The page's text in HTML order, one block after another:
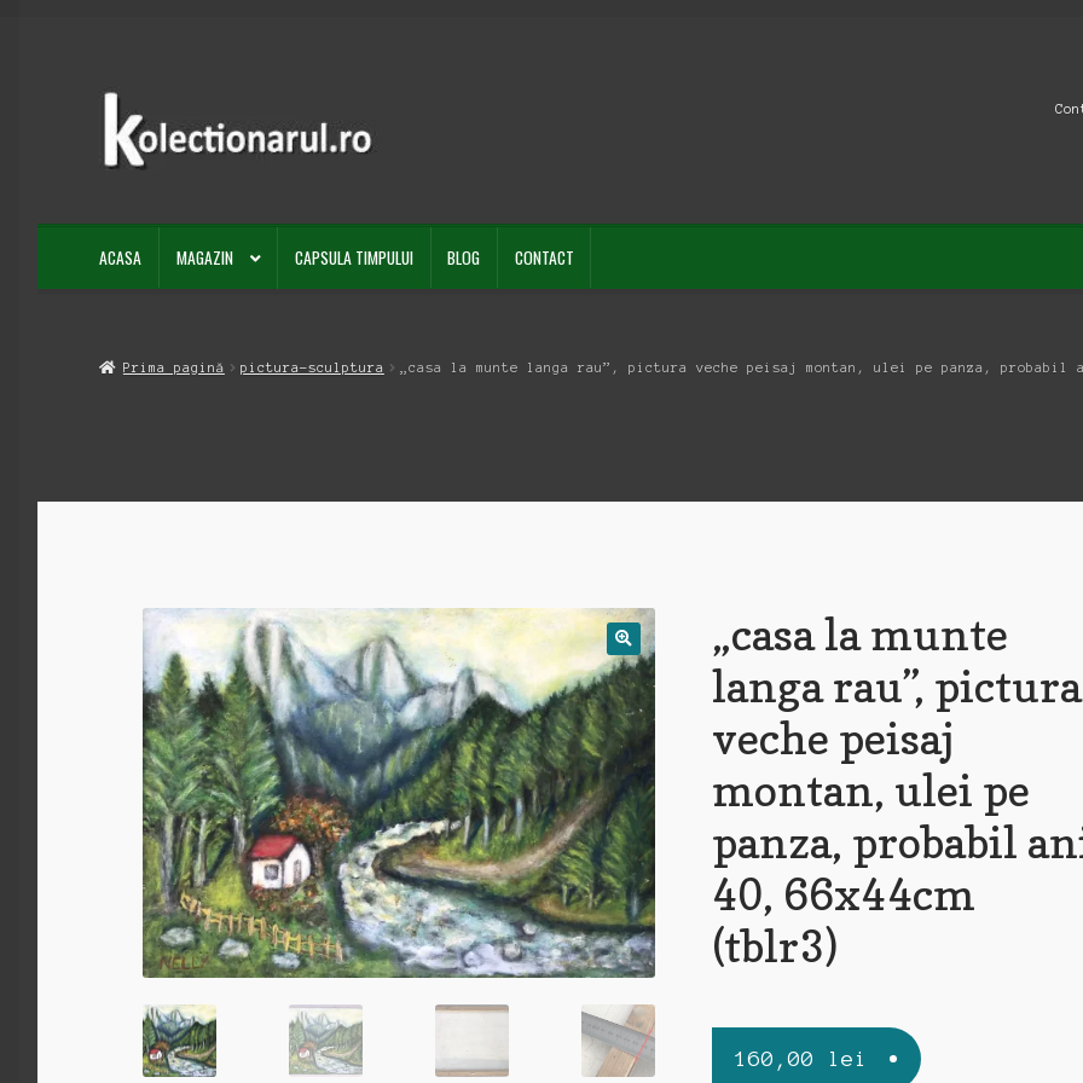
Sari
navigare
Sari
conținut
ACASA MAGAZIN CAPSULA TIMPULUI BLOG CONTACT
Prima pagină pictura-sculptura „casa la munte langa rau”, pictura veche peisaj montan, ulei pe panza,
„casa la munte
langa rau”, pictura
veche peisaj
montan, ulei pe
panza, probabil
40, 66x44cm
(tblr3)
160,00 lei